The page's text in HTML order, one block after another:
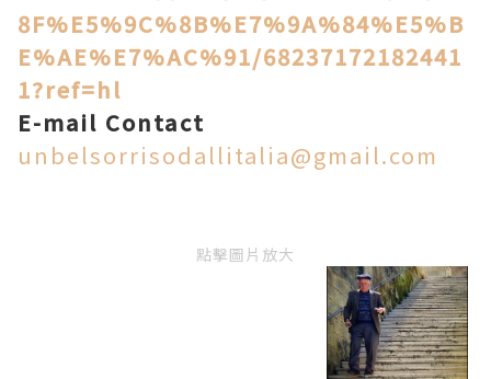
8F%E5%9C%8B%E7%9A%84%E5%B
E%AE%E7%AC%91/68237172182441
1?ref=hl
E-mail Contact
unbelsorrisodallitalia@gmail.com
點擊圖片放大